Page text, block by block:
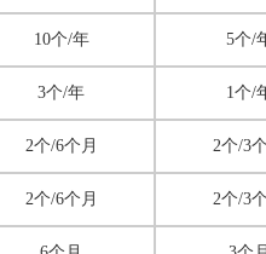
10个/年 5个/
3个/年 1个/
2个/6个月 2个/3
2个/6个月 2个/3